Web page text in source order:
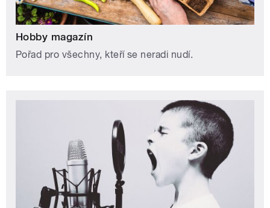
Hobby magazín
Pořad pro všechny, kteří se neradi nudí.